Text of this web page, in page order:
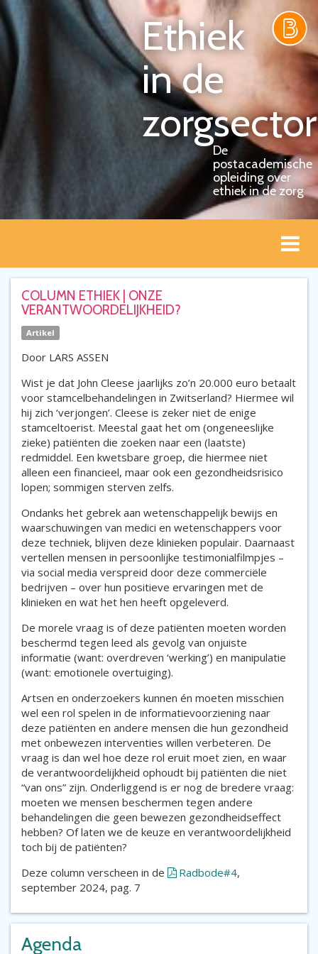
Ethiek
in de
zorgsector
De
postacademische
opleiding over
ethiek in de zorg
COLUMN ETHIEK | ONZE
VERANTWOORDELIJKHEID?
Artikel
Door LARS ASSEN
Wist je dat John Cleese jaarlijks zo’n 20.000 euro betaalt
voor stamcelbehandelingen in Zwitserland? Hiermee wil
hij zich ‘verjongen’. Cleese is zeker niet de enige
stamceltoerist. Meestal gaat het om (ongeneeslijke
zieke) patiënten die zoeken naar een (laatste)
redmiddel. Een kwetsbare groep, die hiermee niet
alleen een financieel, maar ook een gezondheidsrisico
lopen; sommigen sterven zelfs.
Ondanks het gebrek aan wetenschappelijk bewijs en
waarschuwingen van medici en wetenschappers voor
deze techniek, blijven deze klinieken populair. Daarnaast
vertellen mensen in persoonlijke testimonialfilmpjes –
via social media verspreid door deze commerciële
bedrijven – over hun positieve ervaringen met de
klinieken en wat het hen heeft opgeleverd.
De morele vraag is of deze patiënten moeten worden
beschermd tegen leed als gevolg van onjuiste
informatie (want: overdreven ‘werking’) en manipulatie
(want: emotionele overtuiging).
Artsen en onderzoekers kunnen én moeten misschien
wel een rol spelen in de informatievoorziening naar
deze patiënten en andere mensen die hun gezondheid
met onbewezen interventies willen verbeteren. De
vraag is dan wel hoe deze rol eruit moet zien, en waar
de verantwoordelijkheid ophoudt bij patiënten die niet
“van ons” zijn. Onderliggend is er nog de bredere vraag:
moeten we mensen beschermen tegen andere
behandelingen die geen bewezen gezondheidseffect
hebben? Of laten we de keuze en verantwoordelijkheid
toch bij de patiënten?
Deze column verscheen in de
Radbode#4,
september 2024, pag. 7
Agenda